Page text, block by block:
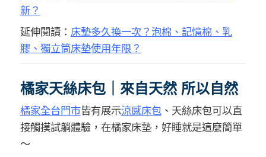
新？
延伸閱讀： 床墊多久換一次？泡棉、記憶棉、乳
膠、獨立筒床墊使用年限？
橘家天絲床包｜來自天然 所以自然
橘家全台門市皆有展示涼感床包、天絲床包可以直
接觸摸試躺體驗，在橘家床墊，好睡就是這麼簡單
～